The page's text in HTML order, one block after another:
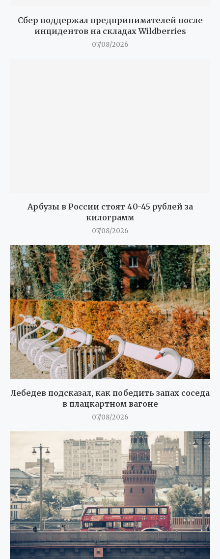
Сбер поддержал предпринимателей после
инцидентов на складах Wildberries
07/08/2026
Арбузы в России стоят 40-45 рублей за
килограмм
07/08/2026
Лебедев подсказал, как победить запах соседа
в плацкартном вагоне
07/08/2026